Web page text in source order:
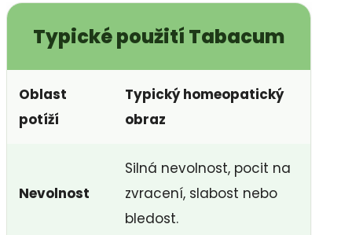
Typické použití Tabacum
Oblast
potíží
Typický homeopatický
obraz
Nevolnost
Silná nevolnost, pocit na
zvracení, slabost nebo
bledost.